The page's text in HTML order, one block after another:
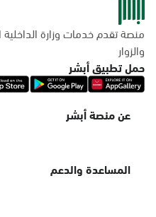
منصة تقدم خدمات وزارة
والزوار
حمل تطبيق أبشر
عن منصة أبشر
المساعدة والدعم